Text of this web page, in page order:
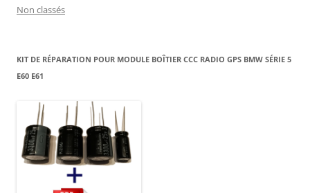
Non classés
KIT DE RÉPARATION POUR MODULE BOÎTIER CCC RADIO GPS BMW SÉRIE 5
E60 E61